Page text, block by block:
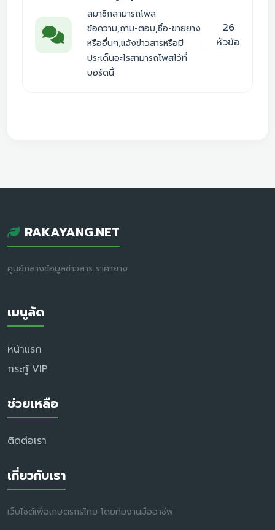
สมาชิกสามารถโพส
ข้อความ,ถาม-ตอบ,ซื้อ-ขายยาง
หรืออื่นๆ,แจ้งข่าวสารหรือมี
ประเด็นอะไรสามารถโพสไว้ที่
บอร์ดนี้
26
หัวข้อ
RAKAYANG.NET
ศูนย์กลางข้อมูลข่าวสาร ราคายาง
เมนูลัด
หน้าแรก
กระทู้ VIP
ช่วยเหลือ
ติดต่อเรา
เกี่ยวกับเรา
เว็บไซต์เพื่อเกษตรกรไทย โดยทีมงานมืออาชีพ